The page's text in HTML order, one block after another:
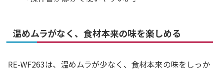
温めムラがなく、食材本来の味を楽しめる
RE-WF263は、温めムラが少なく、食材本来の味をしっか